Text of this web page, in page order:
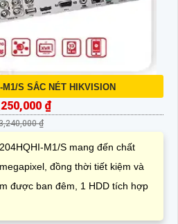
S SẮC NÉT HIKVISION
₫
₫
M1/S mang đến chất
đồng thời tiết kiệm và
được ban đêm, 1 HDD tích hợp